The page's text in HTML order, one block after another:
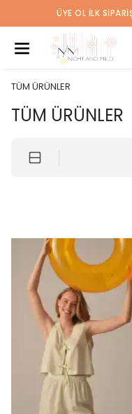
2.500 TL
TÜM ÜRÜNLER
TÜM ÜRÜNLER